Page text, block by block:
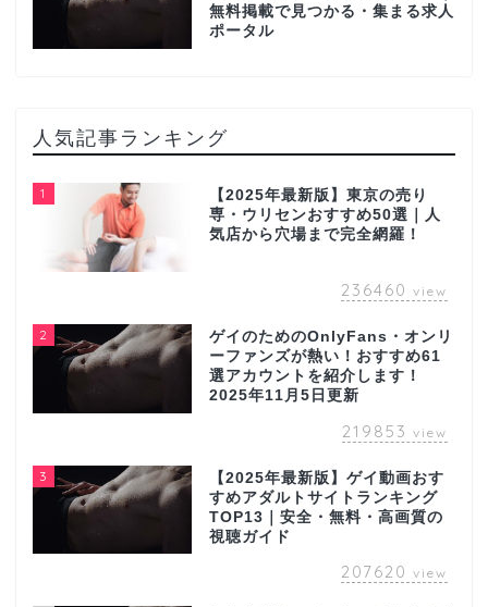
無料掲載で見つかる・集まる求人
ポータル
人気記事ランキング
1
【2025年最新版】東京の売り
専・ウリセンおすすめ50選｜人
気店から穴場まで完全網羅！
236460 view
2
ゲイのためのOnlyFans・オンリ
ーファンズが熱い！おすすめ61
選アカウントを紹介します！
2025年11月5日更新
219853 view
3
【2025年最新版】ゲイ動画おす
すめアダルトサイトランキング
TOP13｜安全・無料・高画質の
視聴ガイド
207620 view